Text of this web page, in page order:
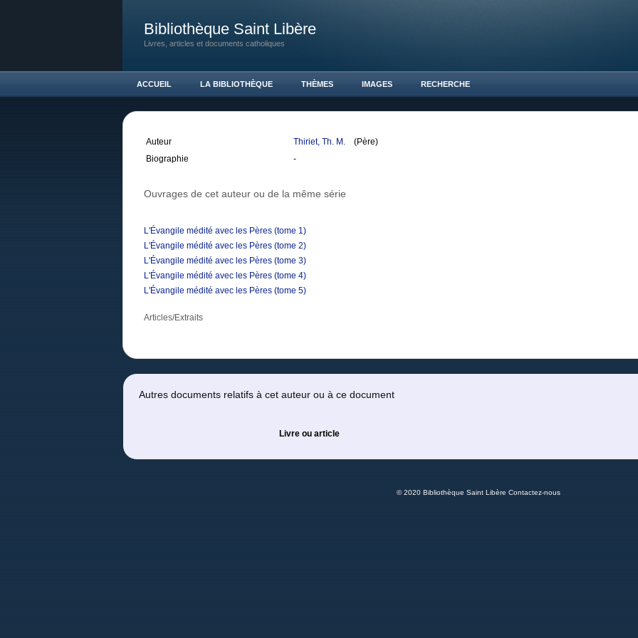
Bibliothèque Saint Libère
Livres, articles et documents catholiques
ACCUEIL LA BIBLIOTHÈQUE THÈMES IMAGES RECHERCHE
Auteur Thiriet, Th. M.
(Père)
Biographie
-
Ouvrages de cet auteur ou de la même série
L'Évangile médité avec les Pères (tome 1)
L'Évangile médité avec les Pères (tome 2)
L'Évangile médité avec les Pères (tome 3)
L'Évangile médité avec les Pères (tome 4)
L'Évangile médité avec les Pères (tome 5)
Articles/Extraits
Autres documents relatifs à cet auteur ou à ce document
Livre ou article
© 2020 Bibliothèque Saint Libère Contactez-nous